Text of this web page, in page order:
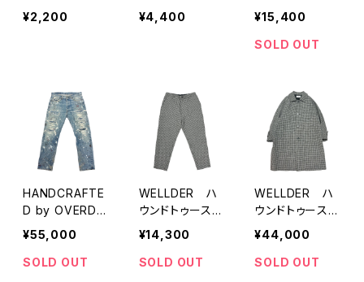
e
¥2,200
¥4,400
シャツ
¥15,400
SOLD OUT
HANDCRAFTE
D by OVERDE
SIGN REMAK
E 501"1980 Re
d tab"
¥55,000
SOLD OUT
WELLDER ハ
ウンドトゥース
トラウザーズ
¥14,300
SOLD OUT
WELLDER ハ
ウンドトゥース
ステンカラー メ
ルトンコート
¥44,000
SOLD OUT